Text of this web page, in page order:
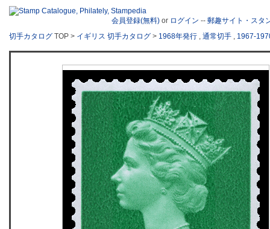
会員登録(無料) or ログイン -- 郵趣サイト・スタ
切手カタログ TOP > イギリス 切手カタログ > 1968年発行 , 通常切手 , 1967-